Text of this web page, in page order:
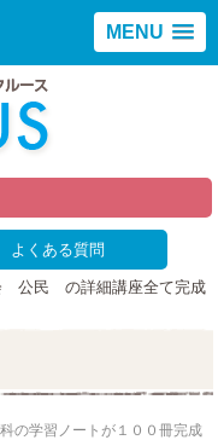
MENU
よくある質問
公民 の詳細講座全て完成
の学習ノートが１００冊完成